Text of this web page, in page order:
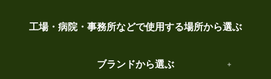
工場・病院・事務所などで使用する場所から選ぶ
ブランドから選ぶ